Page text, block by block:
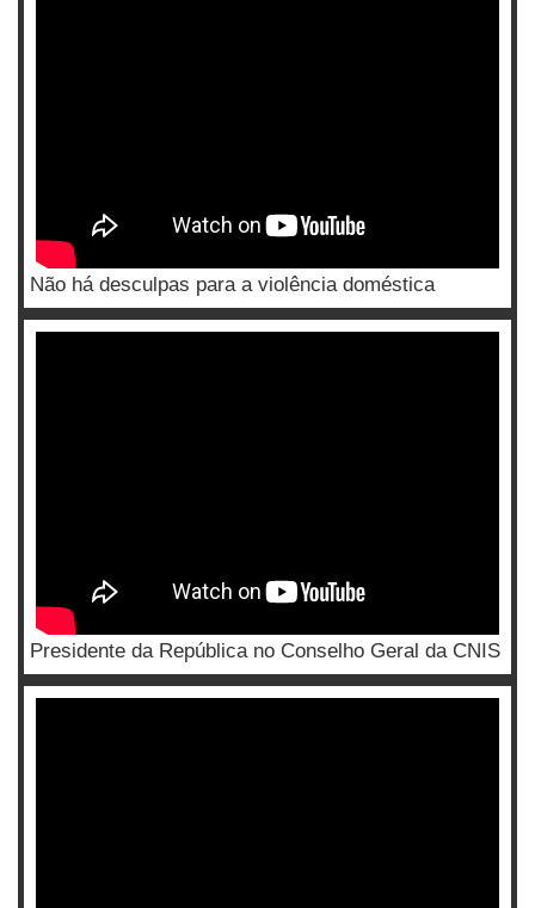
Não há desculpas para a violência doméstica
Presidente da República no Conselho Geral da CNIS